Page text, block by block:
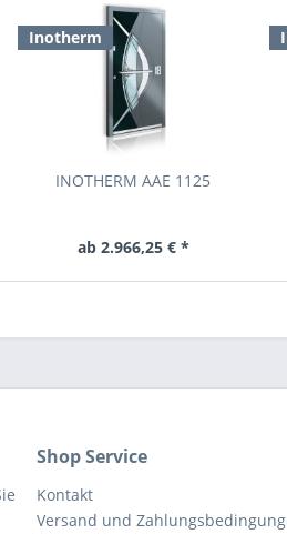
Inotherm
INOTHERM AAE 1125
ab 2.966,25 € *
Shop Service
Kontakt
Versand und